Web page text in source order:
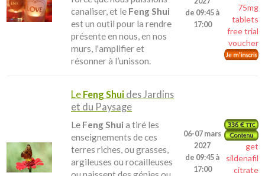
canaliser, et le Feng Shui
est un outil pour la rendre
présente en nous, en nos
murs, l'amplifier et
résonner à l’unisson.
de 09:45 à
17:00
75mg
tablets
free trial
voucher
Le Feng Shui des Jardins
et du Paysage
Le Feng Shui a tiré les
enseignements de ces
terres riches, ou grasses,
argileuses ou rocailleuses
06-07 mars
2027
de 09:45 à
17:00
get
sildenafil
citrate